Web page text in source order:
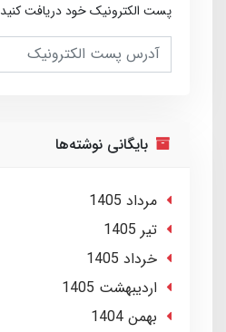
پست الکترونیک خود دریافت
بایگانی نوشته‌ها
مرداد 1405
تير 1405
خرداد 1405
ارديبهشت 1405
بهمن 1404